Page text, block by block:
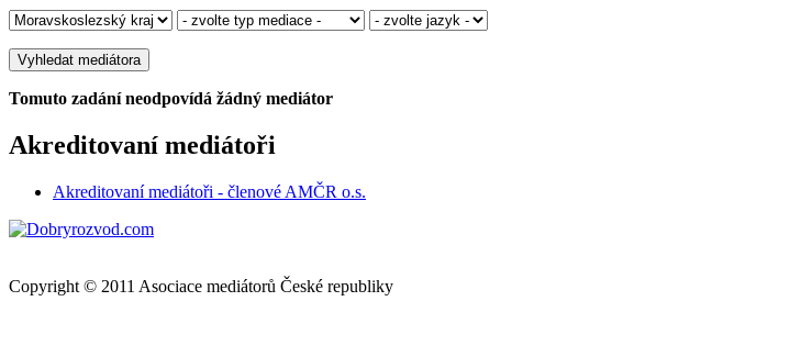
Tomuto zadání neodpovídá žádný mediátor
Akreditovaní mediátoři
Akreditovaní mediátoři - členové AMČR o.s.
Copyright © 2011 Asociace mediátorů České republiky